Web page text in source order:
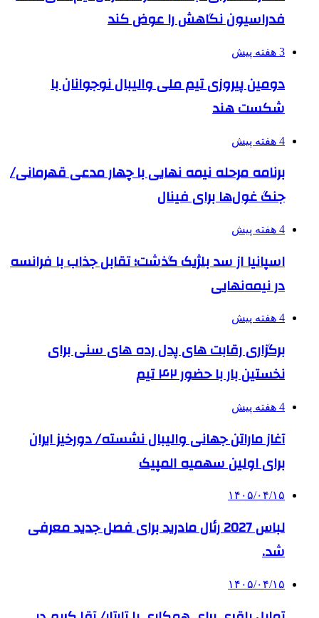
فدراسیون نگاهش را عوض کند
3 هفته پیش
دومین پیروزی تیم ملی والیبال نوجوانان با
شکست هند
4 هفته پیش
برنامه مرحله نیمه نهایی با چهار مدعی قهرمانی/
جنگ غول‌ها برای فینال
4 هفته پیش
اسپانیا از سد بلژیک گذشت؛ تقابل جذاب با فرانسه
در نیمه‌نهایی
4 هفته پیش
برگزاری رقابت های پدل رده های سنی برای
نخستین بار با حضور ۴۲ تیم
4 هفته پیش
آغاز ماراتن جهانی والیبال نشسته/ دورخیز ایران
برای اولین سهمیه المپیک
۱۴۰۵/۰۴/۱۵
لباس 2027 رئال مادرید برای فصل جدید معرفی
شد.
۱۴۰۵/۰۴/۱۵